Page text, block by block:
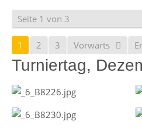
Seite 1 von 3
1 2 3 Vorwärts
Turniertag,